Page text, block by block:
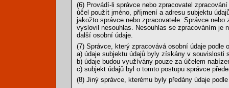
(6) Provádí-li správce nebo zpracovatel
účel použít jméno, příjmení a adresu subjektu
jakožto správce nebo zpracovatele. Správce
vyslovil nesouhlas. Nesouhlas se zpracováním je
další osobní údaje.
(7) Správce, který zpracovává osobní údaje
a) údaje subjektu údajů byly získány v souvislosti
b) údaje budou využívány pouze za účelem
c) subjekt údajů byl o tomto postupu správce
(8) Jiný správce, kterému byly předány údaje